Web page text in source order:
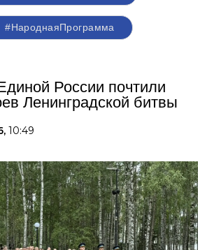
#НароднаяПрограмма
России почтили
Ленинградской битвы
10:49